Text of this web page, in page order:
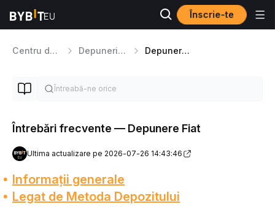
Înscrie-te
Centru de Ajutor Depuneri/retrageri Fiat Depunere fiduciară
Întrebări frecvente — Depunere Fiat
Ultima actualizare pe 2026-07-26 14:43:46
Informații generale
Legat de Metoda Depozitului